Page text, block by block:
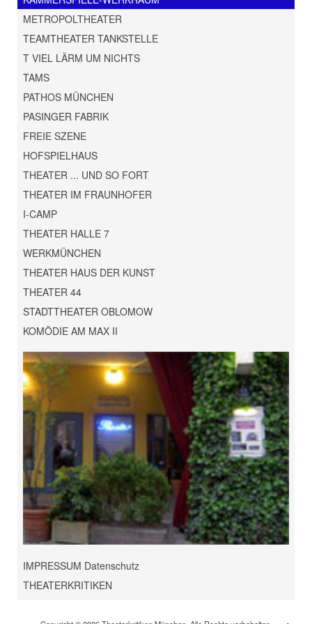
METROPOLTHEATER
TEAMTHEATER TANKSTELLE
T VIEL LÄRM UM NICHTS
TAMS
PATHOS MÜNCHEN
PASINGER FABRIK
FREIE SZENE
HOFSPIELHAUS
THEATER ... UND SO FORT
THEATER IM FRAUNHOFER
I-CAMP
THEATER HALLE 7
WERKMÜNCHEN
THEATER HAUS DER KUNST
THEATER 44
STADTTHEATER OBLOMOW
KOMÖDIE AM MAX II
IMPRESSUM Datenschutz
THEATERKRITIKEN